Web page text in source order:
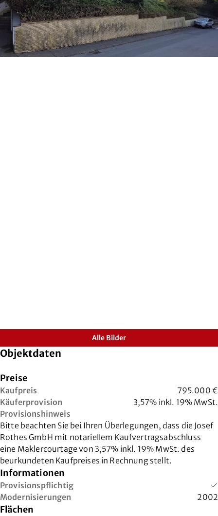
Alle Bilder
Objektdaten
Preise
Kaufpreis
795.000 €
Käuferprovision
3,57% inkl. 19% MwSt.
Provisionshinweis
Bitte beachten Sie bei Ihren Überlegungen, dass die Josef
Rothes GmbH mit notariellem Kaufvertragsabschluss
eine Maklercourtage von 3,57% inkl. 19% MwSt. des
beurkundeten Kaufpreises in Rechnung stellt.
Informationen
Provisionspflichtig
Modernisierungen
2002
Flächen